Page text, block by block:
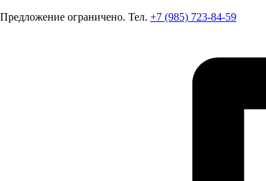
Предложение ограничено. Тел. +7 (985) 723-84-59